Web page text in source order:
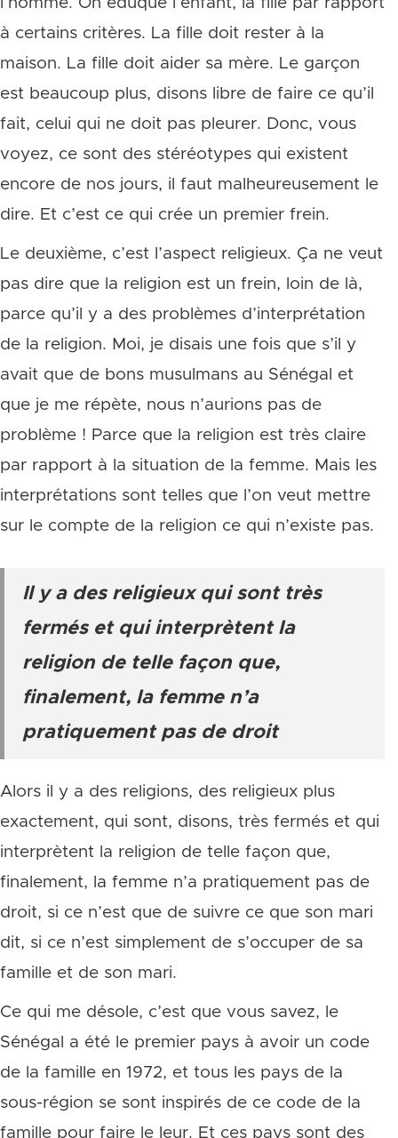
à certains critères. La fille doit rester à la
maison. La fille doit aider sa mère. Le garçon
est beaucoup plus, disons libre de faire ce qu’il
fait, celui qui ne doit pas pleurer. Donc, vous
voyez, ce sont des stéréotypes qui existent
encore de nos jours, il faut malheureusement le
dire. Et c’est ce qui crée un premier frein.
Le deuxième, c’est l’aspect religieux. Ça ne veut
pas dire que la religion est un frein, loin de là,
parce qu’il y a des problèmes d’interprétation
de la religion. Moi, je disais une fois que s’il y
avait que de bons musulmans au Sénégal et
que je me répète, nous n’aurions pas de
problème ! Parce que la religion est très claire
par rapport à la situation de la femme. Mais les
interprétations sont telles que l’on veut mettre
sur le compte de la religion ce qui n’existe pas.
Il y a des religieux qui sont très
fermés et qui interprètent la
religion de telle façon que,
finalement, la femme n’a
pratiquement pas de droit
Alors il y a des religions, des religieux plus
exactement, qui sont, disons, très fermés et qui
interprètent la religion de telle façon que,
finalement, la femme n’a pratiquement pas de
droit, si ce n’est que de suivre ce que son mari
dit, si ce n’est simplement de s’occuper de sa
famille et de son mari.
Ce qui me désole, c’est que vous savez, le
Sénégal a été le premier pays à avoir un code
de la famille en 1972, et tous les pays de la
sous-région se sont inspirés de ce code de la
famille pour faire le leur. Et ces pays sont des